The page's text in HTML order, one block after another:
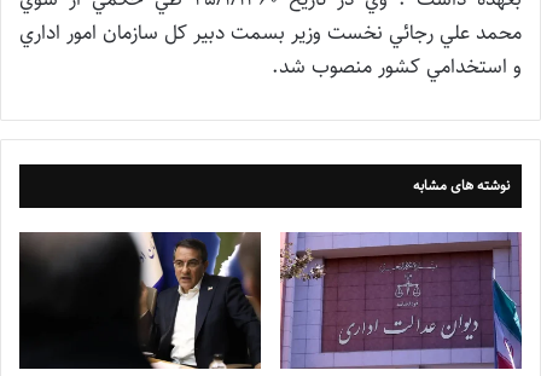
محمد علي رجائي نخست وزير بسمت دبير كل سازمان امور اداري
و استخدامي كشور منصوب شد.
نوشته های مشابه